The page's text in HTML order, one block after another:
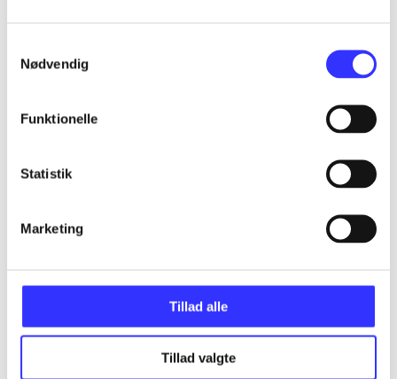
Nødvendig
Funktionelle
Statistik
Marketing
Tillad alle
Tillad valgte
...
...
...